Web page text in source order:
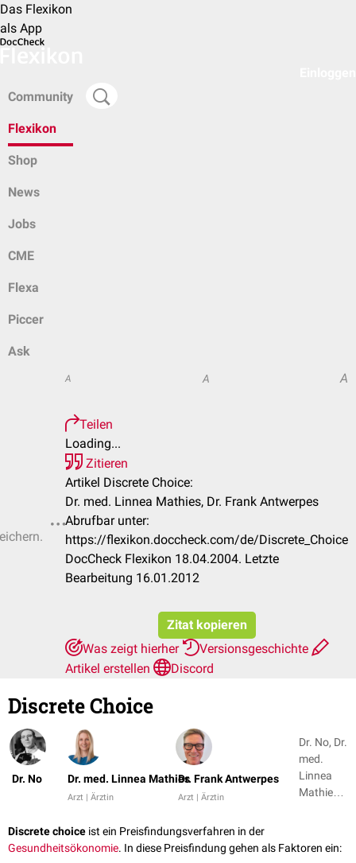
Das Flexikon
als App
Community
Flexikon
Shop
News
Jobs
CME
Flexa
Piccer
Ask
A A A
Teilen
Loading...
Zitieren
Artikel Discrete Choice:
Dr. med. Linnea Mathies, Dr. Frank Antwerpes
Abrufbar unter:
https://flexikon.doccheck.com/de/Discrete_Choice
DocCheck Flexikon 18.04.2004. Letzte
Bearbeitung 16.01.2012
Zitat kopieren
Was zeigt hierher
Versionsgeschichte
Artikel erstellen
Discord
Discrete Choice
Dr. No Dr. med. Linnea Mathies
Arzt | Ärztin
Dr. Frank Antwerpes
Arzt | Ärztin
Dr. No, Dr.
med.
Linnea
Mathies +
Discrete choice ist ein Preisfindungsverfahren in der
Gesundheitsökonomie. In diese Preisfindung gehen als Faktoren ein: